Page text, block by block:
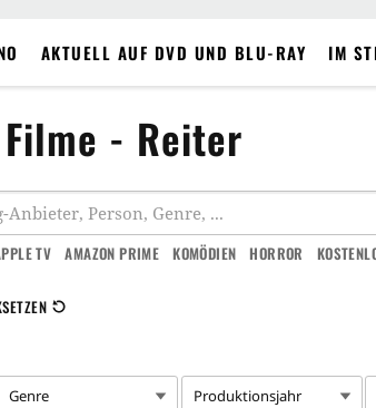
AKTUELL AUF DVD UND BLU-RAY IM
- Reiter
TV AMAZON PRIME KOMÖDIEN HORROR
Genre Produktionsjahr